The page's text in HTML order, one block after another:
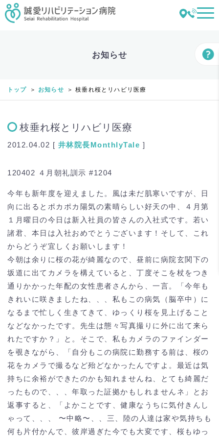
お知らせ
トップ お知らせ 枝垂れ桜とリハビリ医療
枝垂れ桜とリハビリ医療
2012.04.02 [ 井林院長MonthlyTale ]
120402 ４月朝礼訓示 #1204
今年も新年度を迎えました。風は未だ肌寒いですが、日
向に出るとポカポカ陽気の素晴らしい好天の中、４月第
１月曜日の今日は新入社員の皆さんの入社式です。若い
諸君、本日は入社おめでとうございます！そして、これ
からどうぞ宜しくお願いします！
今朝は余りに桜の花が綺麗なので、昼前に病院玄関下の
坂道に出てカメラを構えていると、丁度そこを杖をつき
通りかかった年配の女性患者さんから、一言。「今年も
きれいに咲きましたね、、、私もこの病気（脳卒中）に
なるまで忙しく生きてきて、ゆっくり桜を見上げること
などなかったです。先生は態々写真撮りに外に出て来ら
れたですか？」と。そこで、私もカメラのファインダー
を覗きながら、「自分もこの病院に勤務する前は、桜の
花をカメラで撮るなど殆どなかったんですよ。最近は気
持ちに余裕ができたのかも知れませんね、とても綺麗だ
ったもので、、、年取った証拠かもしれませんネ」とお
返事すると、「よかことです、健康なうちに気付きんし
ゃって、、、 〜中略〜、、三、陸の人達は家や気持ちも
何も片付かんで、彼岸過ぎた今でも大変です、桜もゆっ